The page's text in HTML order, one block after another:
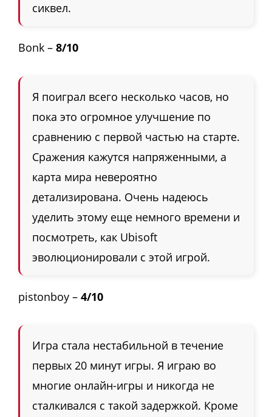
сиквел.
Bonk – 8/10
Я поиграл всего несколько часов, но
пока это огромное улучшение по
сравнению с первой частью на старте.
Сражения кажутся напряженными, а
карта мира невероятно
детализирована. Очень надеюсь
уделить этому еще немного времени и
посмотреть, как Ubisoft
эволюционировали с этой игрой.
pistonboy – 4/10
Игра стала нестабильной в течение
первых 20 минут игры. Я играю во
многие онлайн-игры и никогда не
сталкивался с такой задержкой. Кроме